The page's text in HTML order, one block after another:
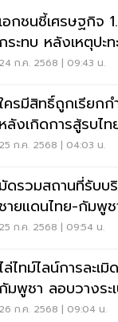
เอกชนชี้เศรษฐกิจ
กระทบ หลังเหตุปะ
24 ก.ค. 2568 | 09:43 น.
ครมีสิทธิ์ถูกเรียก
หลังเกิดการสู้รบไ
25 ก.ค. 2568 | 04:03 น.
มัดรวมสถานที่รับบ
ายแดนไทย-กัมพูช
25 ก.ค. 2568 | 09:54 น.
ล่ไทม์ไลน์การละ
กัมพูชา ลอบวางร
26 ก.ค. 2568 | 09:04 น.